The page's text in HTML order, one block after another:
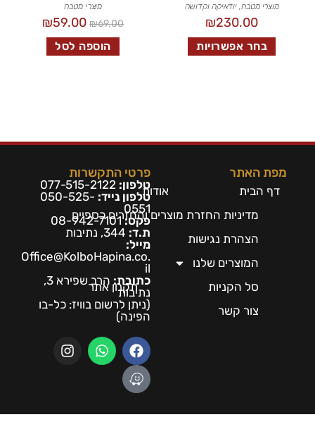
מוצרי מטבח, יודאיקה וקדושה
₪230.00
בחר אפשרויות
מוצרי מטבח
₪69.00
₪59.00
הוספה לסל
מפת האתר
דף הבית
אודות
מדיניות החזרת מוצרים והחזרים כספיים
הצהרת נגישות
המוצרים שלנו
סל הקניות
תקנון אתר
צור קשר
פרטי התקשרות
טלפון: 077-515-2122
טלפון נייד: 050-525-
0551
פקס:08-942-7101
ת.ד:
מייל:
Office@KolboHapina.co.
il
כתובת:
הרב שפירא 3,
נתיבות
(ניתן לרשום בוויז: כל-בו
הפינה)